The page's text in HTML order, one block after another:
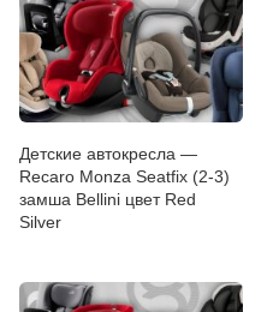
Детские автокресла —
Recaro Monza Seatfix (2-3)
замша Bellini цвет Red
Silver